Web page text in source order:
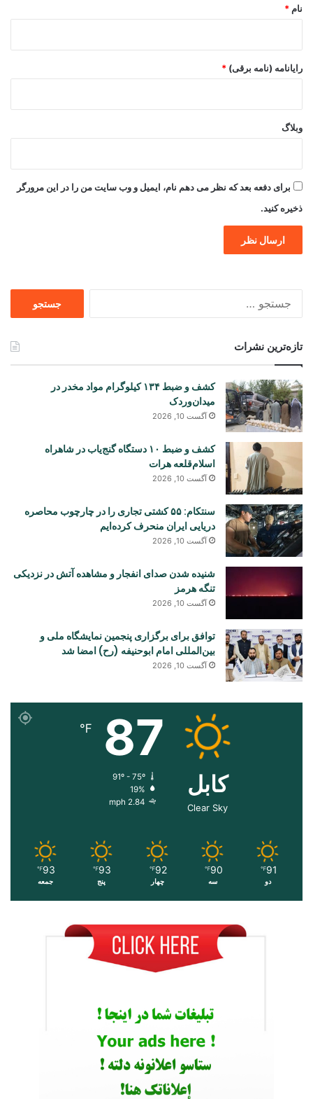
نام *
رایانامه (نامه برقی) *
وبلاگ
برای دفعه بعد که نظر می دهم نام، ایمیل و وب سایت من را در این مرورگر
ذخیره کنید.
تازه‌ترین نشرات
کشف و ضبط ۱۳۴ کیلوگرام مواد مخدر در
میدان‌وردک
آگست 10, 2026
کشف و ضبط ۱۰ دستگاه گنج‌یاب در شاهراه
اسلام‌قلعه هرات
آگست 10, 2026
سنتکام: ۵۵ کشتی تجاری را در چارچوب محاصره
دریایی ایران منحرف کرده‌ایم
آگست 10, 2026
شنیده شدن صدای انفجار و مشاهده آتش در نزدیکی
تنگه هرمز
آگست 10, 2026
توافق برای برگزاری پنجمین نمایشگاه ملی و
بین‌المللی امام ابوحنیفه (رح) امضا شد
آگست 10, 2026
کابل
Clear Sky
87
℉
91º - 75º
19%
2.84 mph
91
℉
دو
90
℉
سه
92
℉
چهار
93
℉
پنج
93
℉
جمعه